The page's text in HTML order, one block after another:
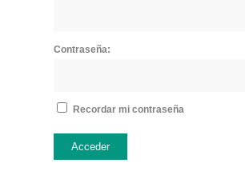
Contraseña:
Recordar mi contraseña
Acceder